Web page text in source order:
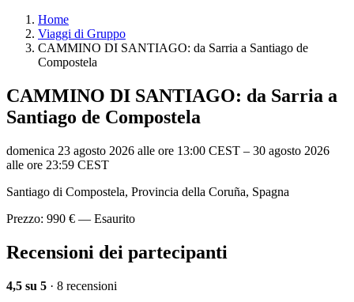
Home
Viaggi di Gruppo
CAMMINO DI SANTIAGO: da Sarria a Santiago de
Compostela
CAMMINO DI SANTIAGO: da Sarria a
Santiago de Compostela
domenica 23 agosto 2026 alle ore 13:00 CEST – 30 agosto 2026
alle ore 23:59 CEST
Santiago di Compostela, Provincia della Coruña, Spagna
Prezzo: 990 € — Esaurito
Recensioni dei partecipanti
4,5 su 5 · 8 recensioni